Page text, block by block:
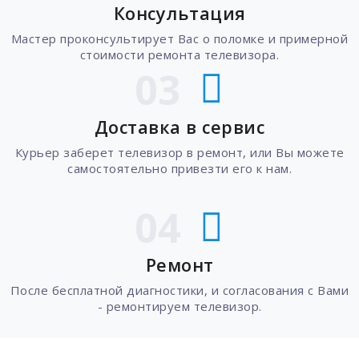
Консультация
Мастер проконсультирует Вас о поломке и примерной
стоимости ремонта телевизора.
Доставка в сервис
Курьер заберет телевизор в ремонт, или Вы можете
самостоятельно привезти его к нам.
Ремонт
После бесплатной диагностики, и согласования с Вами
- ремонтируем телевизор.